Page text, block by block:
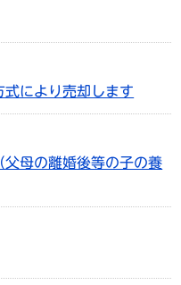
式により売却します
父母の離婚後等の子の養